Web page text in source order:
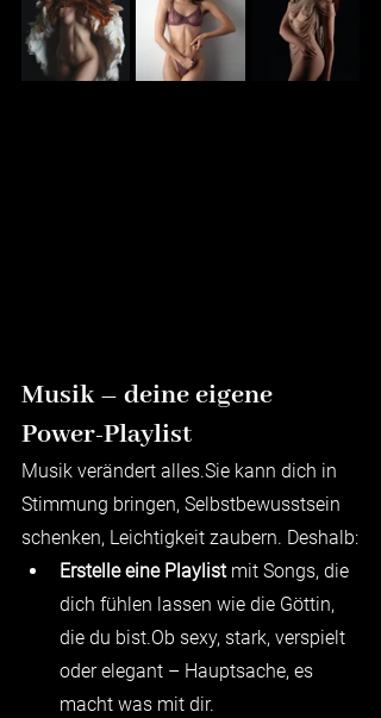
Musik – deine eigene
Power-Playlist
Musik verändert alles.Sie kann dich in
Stimmung bringen, Selbstbewusstsein
schenken, Leichtigkeit zaubern. Deshalb:
Erstelle eine Playlist mit Songs, die
dich fühlen lassen wie die Göttin,
die du bist.Ob sexy, stark, verspielt
oder elegant – Hauptsache, es
macht was mit dir.